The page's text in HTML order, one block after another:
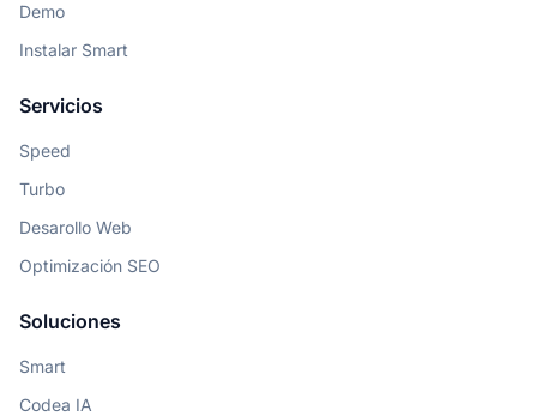
Demo
Instalar Smart
Servicios
Speed
Turbo
Desarollo Web
Optimización SEO
Soluciones
Smart
Codea IA